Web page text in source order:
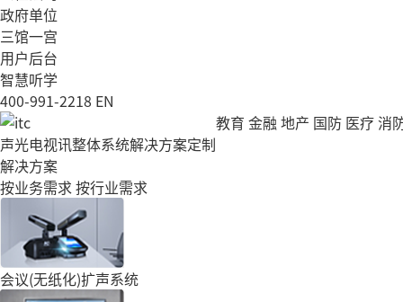
政府单位
三馆一宫
用户后台
智慧听学
400-991-2218 EN
声光电视讯整体系统解决方案定制
解决方案
按业务需求按行业需求
会议(无纸化)扩声系统
教育 金融 地产 国防 医疗消